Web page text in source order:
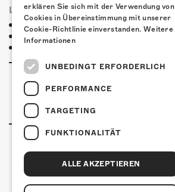
LINKS & PARTNER
Facebook-Event
Dirty Honey
Kulturfabrik Kofmehl
Kofmehlweg 1
erklären Sie sich mit der Verwendung von
Cookies in Übereinstimmung mit unserer
Cookie-Richtlinie einverstanden. Weitere
Informationen
UNBEDINGT ERFORDERLICH
PERFORMANCE
TARGETING
FUNKTIONALITÄT
ALLE AKZEPTIEREN